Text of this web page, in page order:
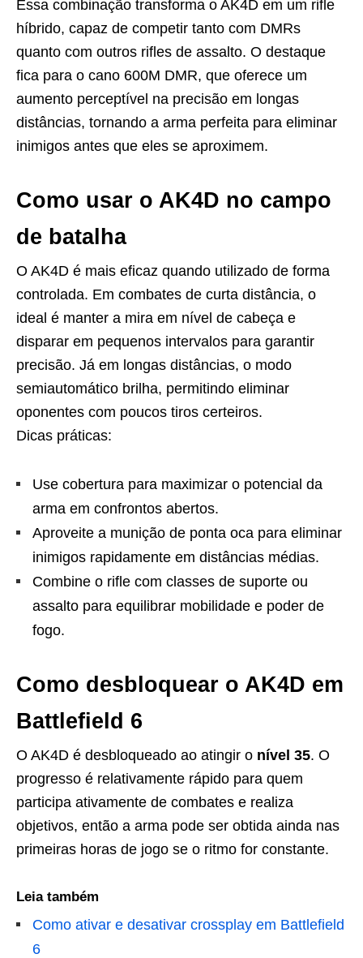
Essa combinação transforma o AK4D em um rifle
híbrido, capaz de competir tanto com DMRs
quanto com outros rifles de assalto. O destaque
fica para o cano 600M DMR, que oferece um
aumento perceptível na precisão em longas
distâncias, tornando a arma perfeita para eliminar
inimigos antes que eles se aproximem.
Como usar o AK4D no campo
de batalha
O AK4D é mais eficaz quando utilizado de forma
controlada. Em combates de curta distância, o
ideal é manter a mira em nível de cabeça e
disparar em pequenos intervalos para garantir
precisão. Já em longas distâncias, o modo
semiautomático brilha, permitindo eliminar
oponentes com poucos tiros certeiros.
Dicas práticas:
Use cobertura para maximizar o potencial da
arma em confrontos abertos.
Aproveite a munição de ponta oca para eliminar
inimigos rapidamente em distâncias médias.
Combine o rifle com classes de suporte ou
assalto para equilibrar mobilidade e poder de
fogo.
Como desbloquear o AK4D em
Battlefield 6
O AK4D é desbloqueado ao atingir o nível 35. O
progresso é relativamente rápido para quem
participa ativamente de combates e realiza
objetivos, então a arma pode ser obtida ainda nas
primeiras horas de jogo se o ritmo for constante.
Leia também
Como ativar e desativar crossplay em Battlefield
6